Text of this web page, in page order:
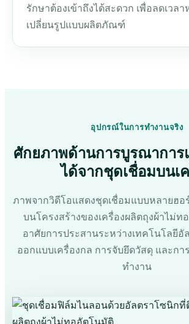
รักษาต้องเข้าถึงได้สะดวก เพื่อลดเวลา
เปลี่ยนรูปแบบผลิตภัณฑ์
อุปกรณ์ในการทำงานจริง
ศักยภาพด้านการบูรณาการ
ได้จากชุดเชื่อมบนเ
ภาพจากวิดีโอแสดงชุดเชื่อมแบบหลายฮอ
บนโครงสร้างของเครื่องผลิตถุงผ้าไม่ท
อาศัยการประสานระหว่างเทคโนโลยีอั
ออกแบบเครื่องกล การจับยึดวัสดุ และก
ทำงาน